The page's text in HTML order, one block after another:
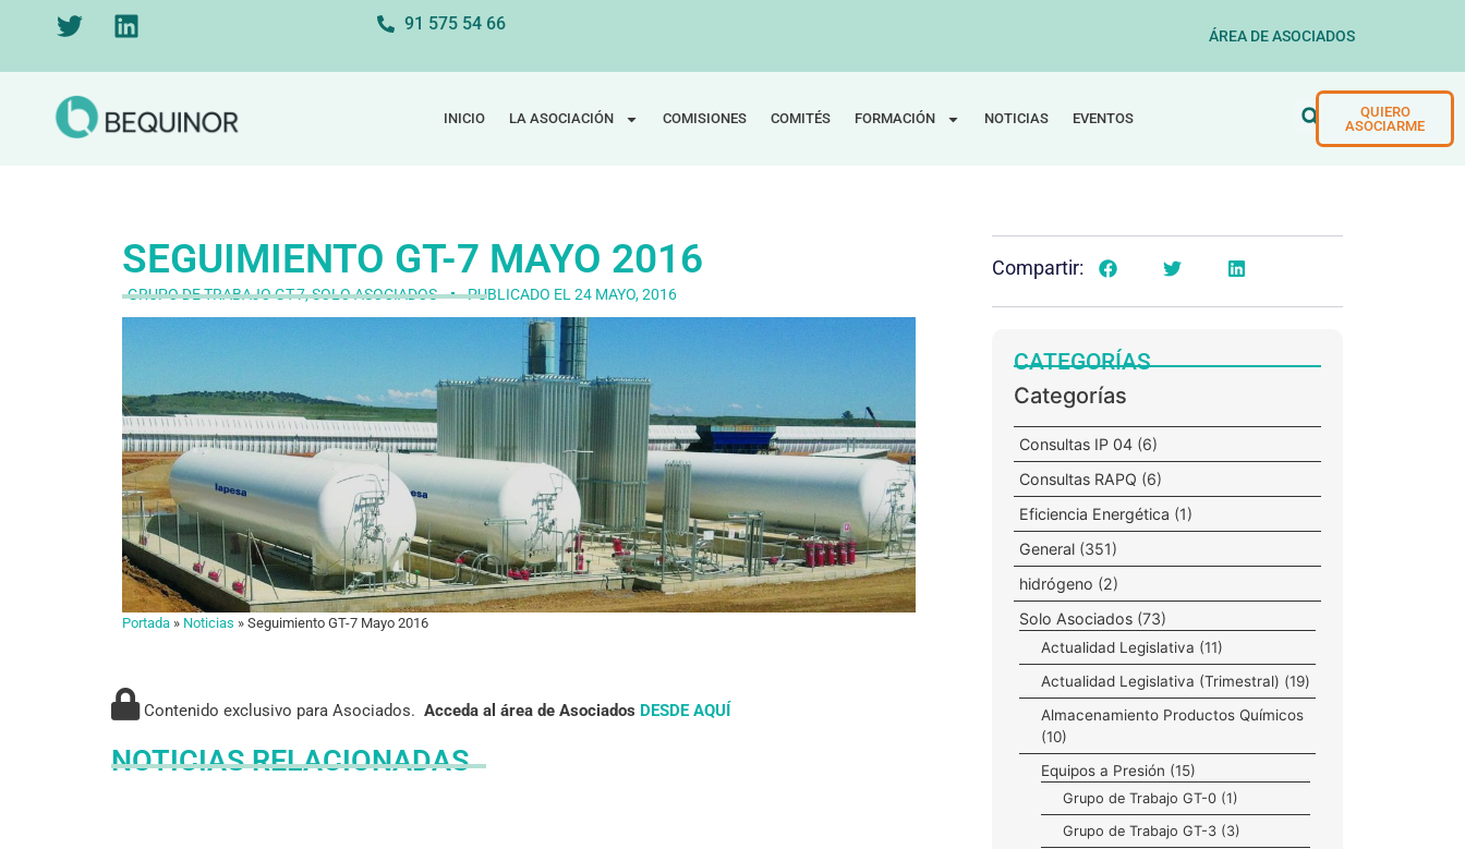
91 575 54 66
ÁREA DE ASOCIADOS
INICIO LA ASOCIACIÓN COMISIONES COMITÉS FORMACIÓN NOTICIAS EVENTOS
QUIERO
ASOCIARME
SEGUIMIENTO GT-7 MAYO 2016
GRUPO DE TRABAJO GT-7,SOLO ASOCIADOS PUBLICADO EL 24 MAYO, 2016
Portada » Noticias » Seguimiento GT-7 Mayo 2016
Contenido exclusivo para Asociados. Acceda al área de Asociados DESDE AQUÍ
NOTICIAS RELACIONADAS
Compartir:
CATEGORÍAS
Categorías
Consultas IP 04 (6)
Consultas RAPQ (6)
Eficiencia Energética (1)
General (351)
hidrógeno (2)
Solo Asociados (73)
Actualidad Legislativa (11)
Actualidad Legislativa (Trimestral) (19)
Almacenamiento Productos Químicos
(10)
Equipos a Presión (15)
Grupo de Trabajo GT-0 (1)
Grupo de Trabajo GT-3 (3)